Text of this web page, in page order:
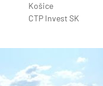
Košice
CTP Invest SK